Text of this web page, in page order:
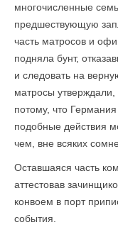
многочисленные
предшествующую
часть матросов и
подняла бунт,
и следовать на
матросы
потому, что
подобные действия
чем, вне всяких
Оставшаяся часть
аттестовав
конвоем в порт
события.